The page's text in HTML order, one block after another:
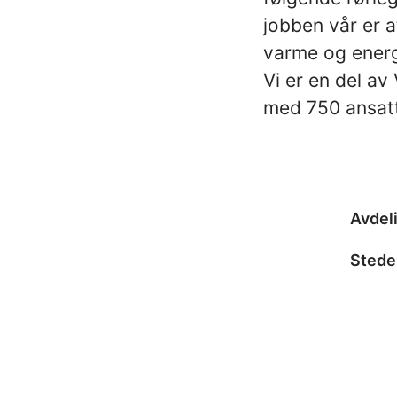
jobben vår er
varme og
Vi er en del av
med 750